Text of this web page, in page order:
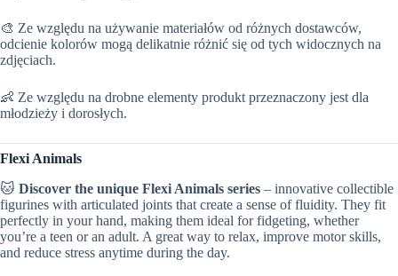
🎨 Ze względu na używanie materiałów od różnych dostawców,
odcienie kolorów mogą delikatnie różnić się od tych widocznych na
zdjęciach.
👶 Ze względu na drobne elementy produkt przeznaczony jest dla
młodzieży i dorosłych.
Flexi Animals
🐱 Discover the unique Flexi Animals series – innovative collectible
figurines with articulated joints that create a sense of fluidity. They fit
perfectly in your hand, making them ideal for fidgeting, whether
you’re a teen or an adult. A great way to relax, improve motor skills,
and reduce stress anytime during the day.